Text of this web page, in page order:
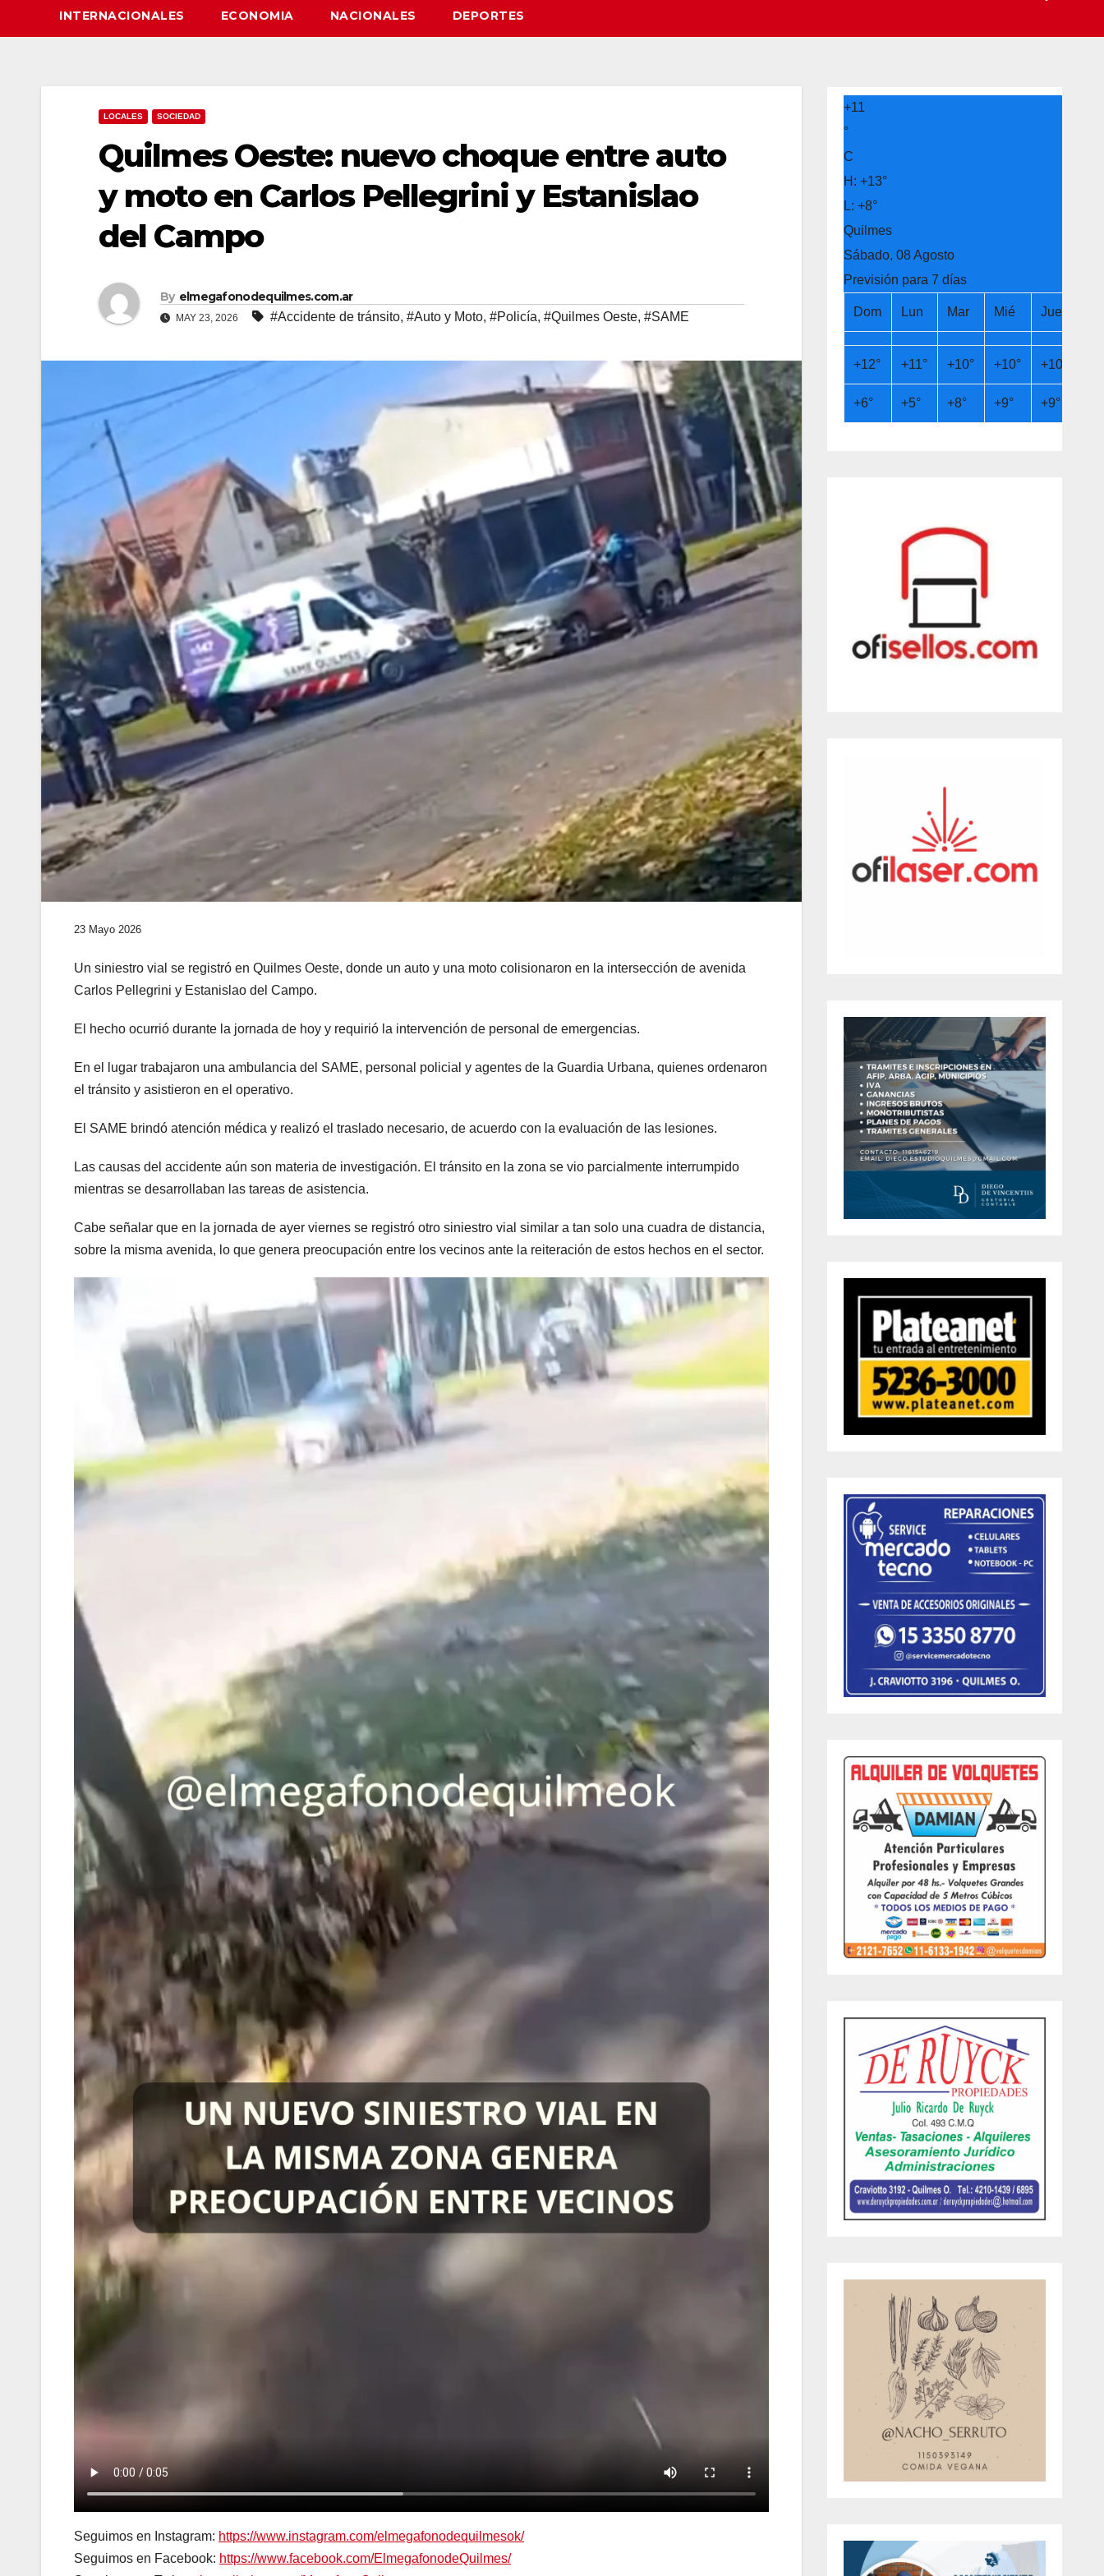
INTERNACIONALES ECONOMIA NACIONALES DEPORTES
LOCALES SOCIEDAD
Quilmes Oeste: nuevo choque entre auto
y moto en Carlos Pellegrini y Estanislao
del Campo
By elmegafonodequilmes.com.ar
MAY 23, 2026 #Accidente de tránsito, #Auto y Moto, #Policía, #Quilmes Oeste, #SAME
23 Mayo 2026
Un siniestro vial se registró en Quilmes Oeste, donde un auto y una moto colisionaron en la intersección de avenida
Carlos Pellegrini y Estanislao del Campo.
El hecho ocurrió durante la jornada de hoy y requirió la intervención de personal de emergencias.
En el lugar trabajaron una ambulancia del SAME, personal policial y agentes de la Guardia Urbana, quienes ordenaron
el tránsito y asistieron en el operativo.
El SAME brindó atención médica y realizó el traslado necesario, de acuerdo con la evaluación de las lesiones.
Las causas del accidente aún son materia de investigación. El tránsito en la zona se vio parcialmente interrumpido
mientras se desarrollaban las tareas de asistencia.
Cabe señalar que en la jornada de ayer viernes se registró otro siniestro vial similar a tan solo una cuadra de distancia,
sobre la misma avenida, lo que genera preocupación entre los vecinos ante la reiteración de estos hechos en el sector.
Seguimos en Instagram: https://www.instagram.com/elmegafonodequilmesok/
Seguimos en Facebook: https://www.facebook.com/ElmegafonodeQuilmes/
+11
°
C
H: +13°
L: +8°
Quilmes
Sábado, 08 Agosto
Previsión para 7 días
Dom Lun Mar Mié Jue
+12° +11° +10° +10° +10°
+6° +5° +8° +9° +9°